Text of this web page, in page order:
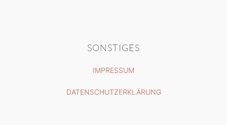
SONSTIGES
IMPRESSUM
DATENSCHUTZERKLÄRUNG